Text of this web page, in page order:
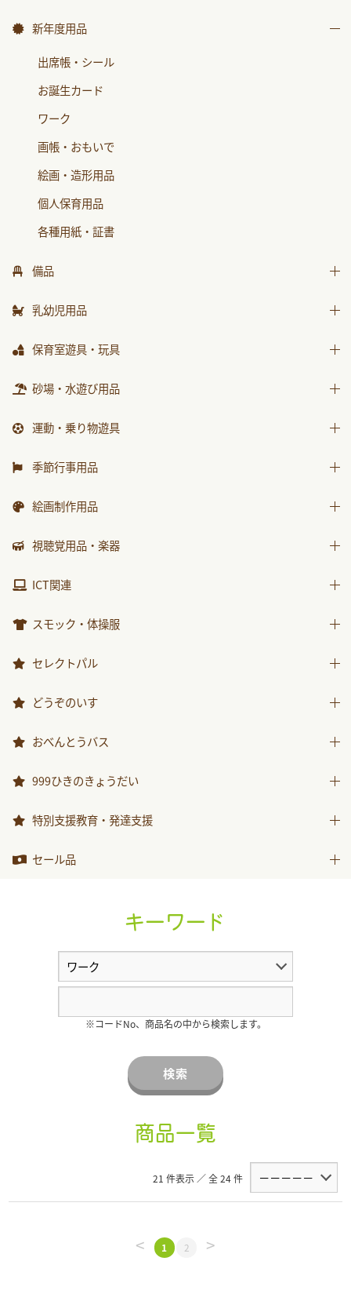
絵本
ｻﾝﾁｬｲﾙﾄﾞ ﾋﾞｯｸﾞｻｲｴﾝｽ
世界の昔話名作選
ｽｰﾊﾟｰﾜｲﾄﾞことばとかず
みんなともだち
あそぼ！
2026年度月刊絵本
新年度用品
出席帳・シール
お誕生カード
ワーク
画帳・おもいで
絵画・造形用品
個人保育用品
各種用紙・証書
備品
椅子
収納用品
環境備品
乳幼児用品
乳幼児備品
保育室遊具・玩具
ままごと
知育玩具
砂場・水遊び用品
砂場用品
運動・乗り物遊具
運動遊具
季節行事用品
運動会用品
包装紙・紙袋
絵画制作用品
画材
視聴覚用品・楽器
視聴覚用品
ICT関連
ICT関連
スモック・体操服
スモック
セレクトパル
先生用ウェア
どうぞのいす
どうぞのいす
おべんとうバス
おべんとうバス
999ひきのきょうだい
999ひきのきょうだい
特別支援教育・発達支援
特別支援教育・発達支援
セール品
キーワード
※コードNo、商品名の中から検索します。
検索
商品一覧
21 件表示 ／ 全 24 件
< 1 2 >